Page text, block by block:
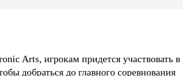
Arts, игрокам придется участвовать в
добраться до главного соревнования